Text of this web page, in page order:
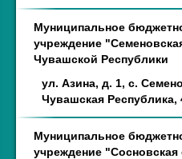
Муниципальное
учреждение
Чувашской Республики
ул. Азина, д. 1, с.
Чувашская Республика,
Муниципальное
учреждение "Сосновская